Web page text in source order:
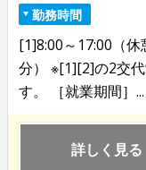
勤務時間
[1]8:00～17:00（
分） ※[1][2]の2交
す。 ［就業期間］...
詳しく見る